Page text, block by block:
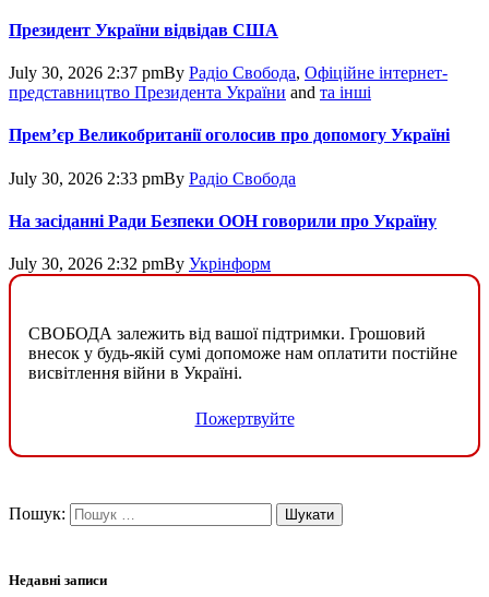
Президент України відвідав США
July 30, 2026 2:37 pmBy Радіо Свобода, Офіційне інтернет-
представництво Президента України and та інші
Прем’єр Великобританії оголосив про допомогу Україні
July 30, 2026 2:33 pmBy Радіо Свобода
На засіданні Ради Безпеки ООН говорили про Україну
July 30, 2026 2:32 pmBy Укрінформ
СВОБОДА залежить від вашої підтримки. Грошовий
внесок у будь-якій сумі допоможе нам оплатити постійне
висвітлення війни в Україні.
Пожертвуйте
Пошук:
Недавні записи